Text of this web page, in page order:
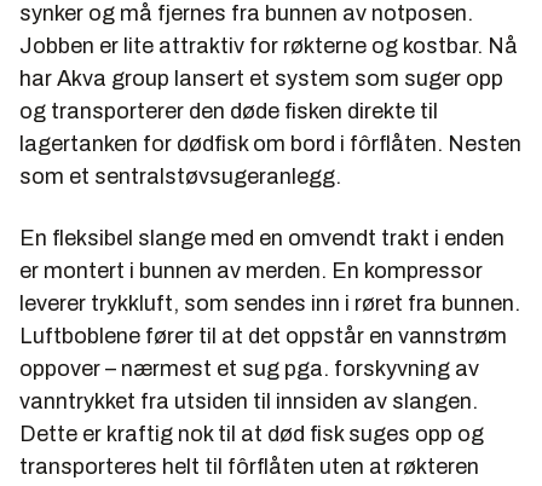
var oppdrettsanlegg i drift på 1262 forskjellige
steder langs kysten.
synker og må fjernes fra bunnen av notposen.
Jobben er lite attraktiv for røkterne og kostbar. Nå
har Akva group lansert et system som suger opp
og transporterer den døde fisken direkte til
lagertanken for dødfisk om bord i fôrflåten. Nesten
som et sentralstøvsugeranlegg.
En fleksibel slange med en omvendt trakt i enden
er montert i bunnen av merden. En kompressor
leverer trykkluft, som sendes inn i røret fra bunnen.
Luftboblene fører til at det oppstår en vannstrøm
oppover – nærmest et sug pga. forskyvning av
vanntrykket fra utsiden til innsiden av slangen.
Dette er kraftig nok til at død fisk suges opp og
transporteres helt til fôrflåten uten at røkteren